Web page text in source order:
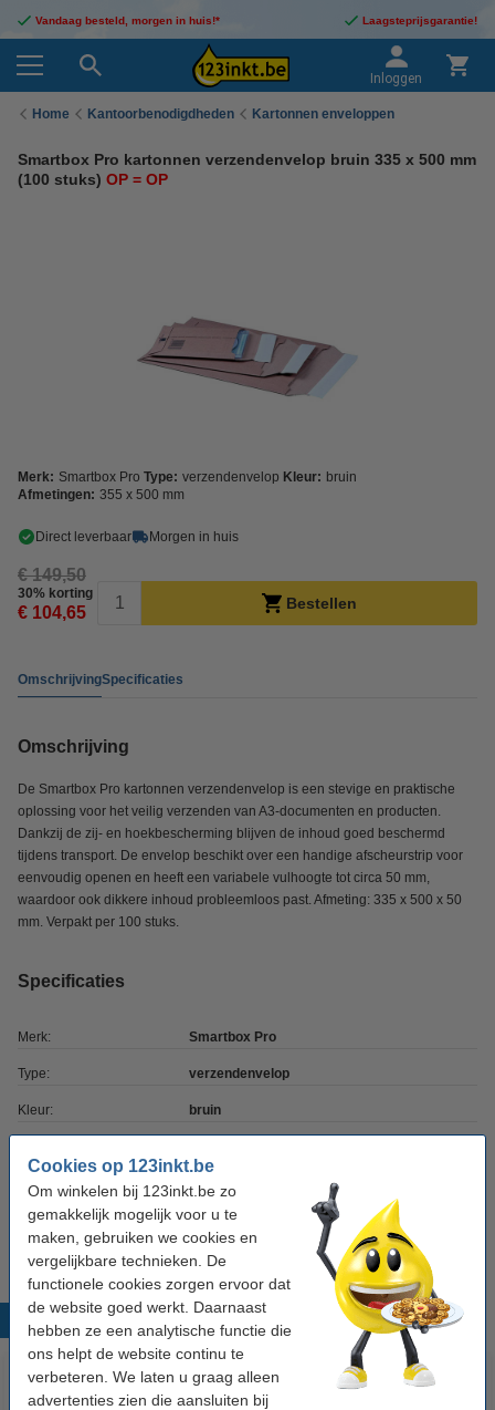
Cookies op 123inkt.be
Om winkelen bij 123inkt.be zo
gemakkelijk mogelijk voor u te
maken, gebruiken we cookies en
vergelijkbare technieken. De
functionele cookies zorgen ervoor dat
de website goed werkt. Daarnaast
hebben ze een analytische functie die
ons helpt de website continu te
verbeteren. We laten u graag alleen
advertenties zien die aansluiten bij
Vandaag besteld, morgen in huis!* Laagsteprijsgarantie!
Inloggen
Home Kantoorbenodigdheden Kartonnen enveloppen
Smartbox Pro kartonnen verzendenvelop bruin 335 x 500 mm
(100 stuks) OP = OP
Merk: Smartbox Pro Type: verzendenvelop Kleur: bruin
Afmetingen: 355 x 500 mm
Direct leverbaar Morgen in huis
€ 149,50
30% korting
€ 104,65 Bestellen
OmschrijvingSpecificaties
Omschrijving
De Smartbox Pro kartonnen verzendenvelop is een stevige en praktische
oplossing voor het veilig verzenden van A3-documenten en producten.
Dankzij de zij- en hoekbescherming blijven de inhoud goed beschermd
tijdens transport. De envelop beschikt over een handige afscheurstrip voor
eenvoudig openen en heeft een variabele vulhoogte tot circa 50 mm,
waardoor ook dikkere inhoud probleemloos past. Afmeting: 335 x 500 x 50
mm. Verpakt per 100 stuks.
Specificaties
Merk: Smartbox Pro
Type: verzendenvelop
Kleur: bruin
Aantal: 100 stuk(s)
Ons artikelnr: 298405